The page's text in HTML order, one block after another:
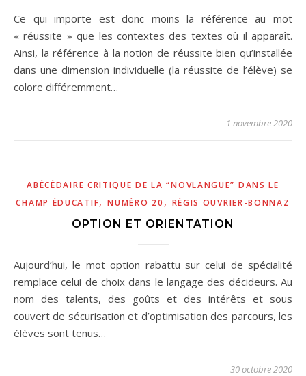
Ce qui importe est donc moins la référence au mot
« réussite » que les contextes des textes où il apparaît.
Ainsi, la référence à la notion de réussite bien qu’installée
dans une dimension individuelle (la réussite de l’élève) se
colore différemment…
1 novembre 2020
ABÉCÉDAIRE CRITIQUE DE LA “NOVLANGUE” DANS LE
CHAMP ÉDUCATIF,NUMÉRO 20 , RÉGIS OUVRIER-BONNAZ
OPTION ET ORIENTATION
Aujourd’hui, le mot option rabattu sur celui de spécialité
remplace celui de choix dans le langage des décideurs. Au
nom des talents, des goûts et des intérêts et sous
couvert de sécurisation et d’optimisation des parcours, les
élèves sont tenus…
30 octobre 2020